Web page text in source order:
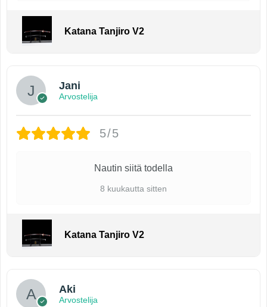
Katana Tanjiro V2
Jani
Arvostelija
5/5
Nautin siitä todella
8 kuukautta sitten
Katana Tanjiro V2
Aki
Arvostelija